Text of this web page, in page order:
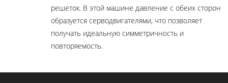
решеток. В этой машине давление с обеих сторон
образуется серводвигателями, что позволяет
получать идеальную симметричность и
повторяемость.